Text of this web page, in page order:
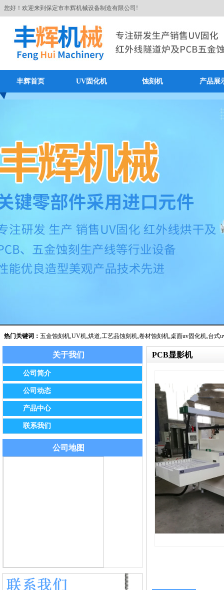
您好！欢迎来到保定市丰辉机械设备制造有限公司!
丰辉首页 UV固化机 蚀刻机 产品展
热门关键词： 五金蚀刻机,UV机,烘道,工艺品蚀刻机,卷材蚀刻机,桌面uv固化机,台式
公告：我公司已于2014年8月经保定市工商局批准正式更名为保定市
关于我们
公司简介
公司动态
产品中心
联系我们
公司地图
PCB显影机